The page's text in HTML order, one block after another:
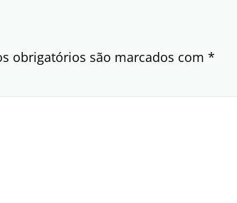
obrigatórios são marcados com *